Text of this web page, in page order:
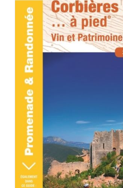
ACHETER LE PRODUIT